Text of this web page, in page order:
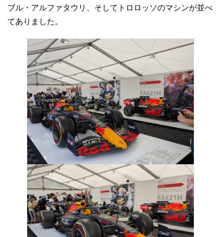
ブル・アルファタウリ、そしてトロロッソのマシンが並べ
てありました。